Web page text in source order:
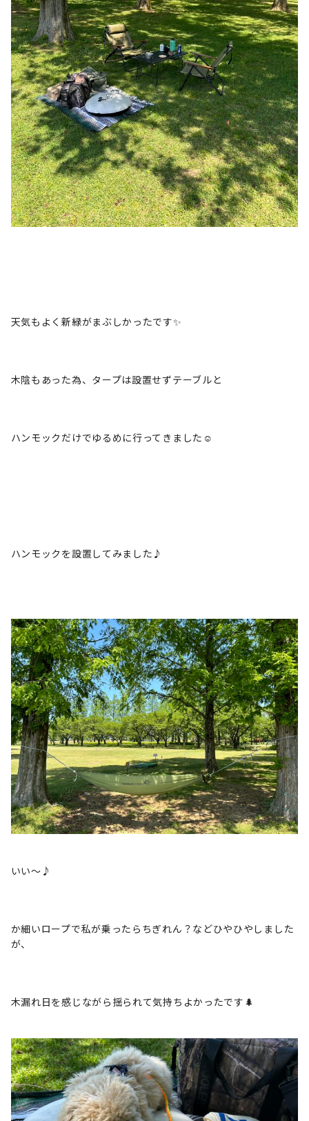
天気もよく新緑がまぶしかったです✨
木陰もあった為、タープは設置せずテーブルと
ハンモックだけでゆるめに行ってきました☺
ハンモックを設置してみました♪
いい〜♪
か細いロープで私が乗ったらちぎれん？などひやひやしました
が、
木漏れ日を感じながら揺られて気持ちよかったです🌲